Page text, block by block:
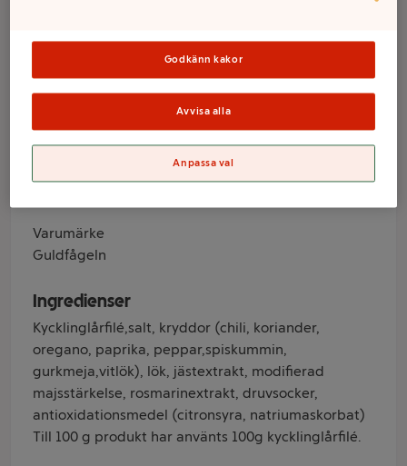
600g Guldfågeln
Varumärke
Produktinformation
Varumärke
Guldfågeln
Ingredienser
Kycklinglårfilé,salt, kryddor (chili, koriander,
oregano, paprika, peppar,spiskummin,
gurkmeja,vitlök), lök, jästextrakt, modifierad
majsstärkelse, rosmarinextrakt, druvsocker,
antioxidationsmedel (citronsyra, natriumaskorbat)
Till 100 g produkt har använts 100g kycklinglårfilé.
Godkänn kakor
Avvisa alla
Anpassa val